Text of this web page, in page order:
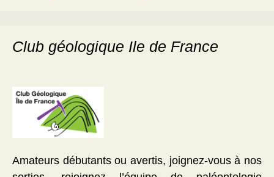
Club géologique Ile de France
Amateurs débutants ou avertis, joignez-vous à nos